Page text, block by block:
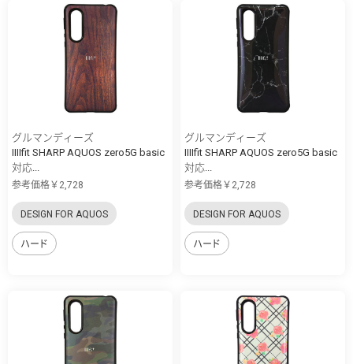
グルマンディーズ
IIIIfit SHARP AQUOS zero5G basic
対応...
参考価格￥2,728
DESIGN FOR AQUOS
ハード
グルマンディーズ
IIIIfit SHARP AQUOS zero5G basic
対応...
参考価格￥2,728
DESIGN FOR AQUOS
ハード